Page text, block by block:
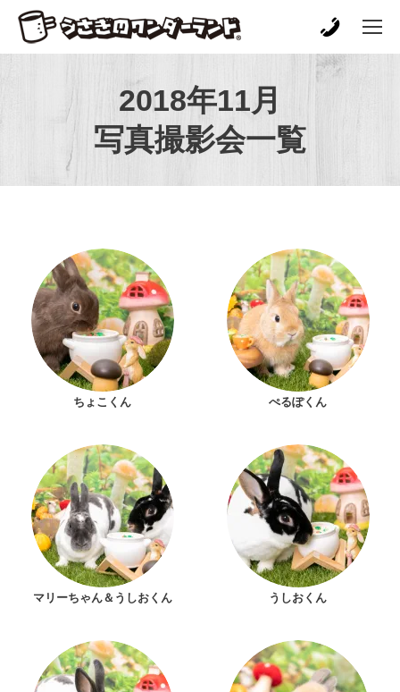
2018年11月
写真撮影会一覧
ちょこくん ぺるぽくん
マリーちゃん＆うしおくん うしおくん